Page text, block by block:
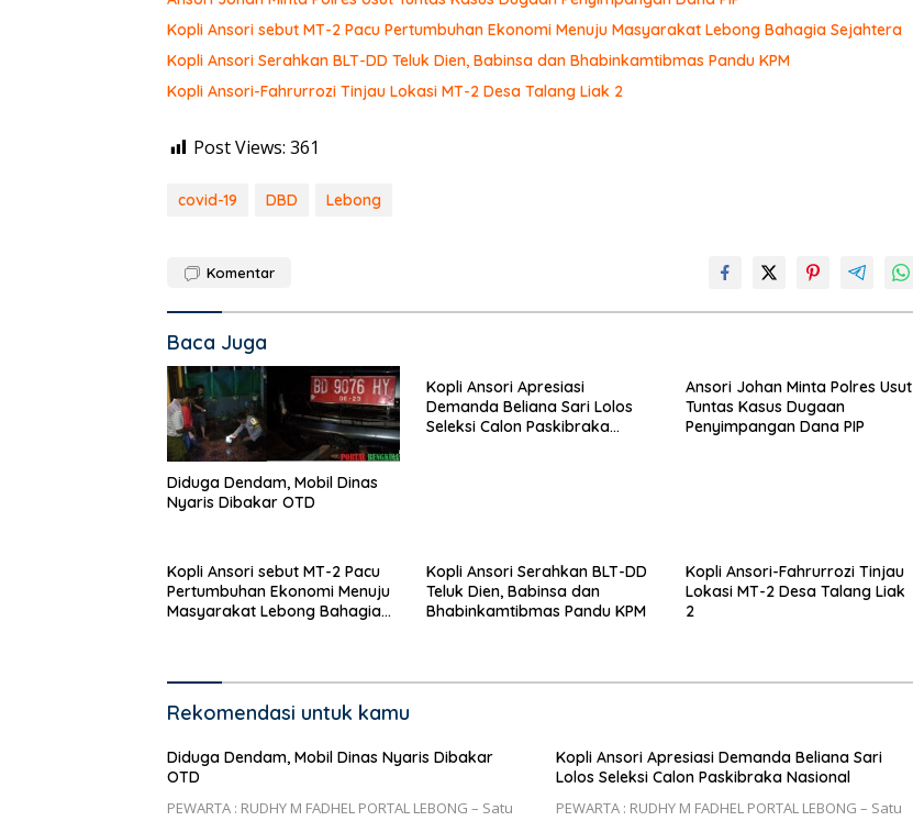
Kopli Ansori sebut MT-2 Pacu Pertumbuhan Ekonomi Menuju Masyarakat Lebong Bahagia Sejahtera
Kopli Ansori Serahkan BLT-DD Teluk Dien, Babinsa dan Bhabinkamtibmas Pandu KPM
Kopli Ansori-Fahrurrozi Tinjau Lokasi MT-2 Desa Talang Liak 2
Post Views: 361
covid-19 DBD Lebong
Komentar
Baca Juga
Diduga Dendam, Mobil Dinas
Nyaris Dibakar OTD
Kopli Ansori Apresiasi
Demanda Beliana Sari Lolos
Seleksi Calon Paskibraka
Ansori Johan Minta Polres Usut
Tuntas Kasus Dugaan
Penyimpangan Dana PIP
Kopli Ansori sebut MT-2 Pacu
Pertumbuhan Ekonomi Menuju
Masyarakat Lebong Bahagia
Kopli Ansori Serahkan BLT-DD
Teluk Dien, Babinsa dan
Bhabinkamtibmas Pandu KPM
Kopli Ansori-Fahrurrozi Tinjau
Lokasi MT-2 Desa Talang Liak
2
Rekomendasi untuk kamu
Diduga Dendam, Mobil Dinas Nyaris Dibakar
OTD
PEWARTA : RUDHY M FADHEL PORTAL LEBONG – Satu
Kopli Ansori Apresiasi Demanda Beliana Sari
Lolos Seleksi Calon Paskibraka Nasional
PEWARTA : RUDHY M FADHEL PORTAL LEBONG – Satu